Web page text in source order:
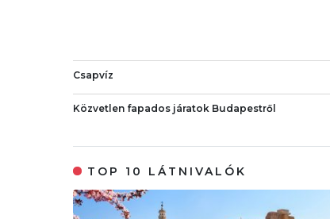
Csapvíz
Közvetlen fapados járatok Budapestről
TOP 10 LÁTNIVALÓK